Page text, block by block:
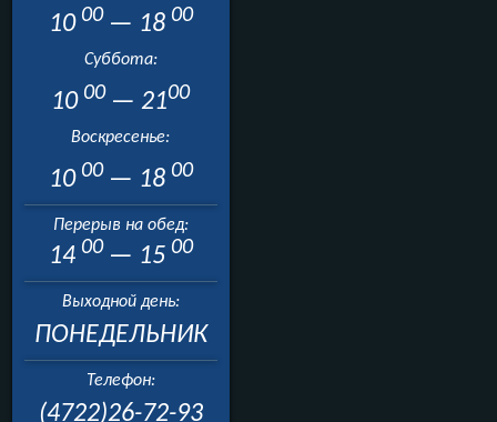
10 00 — 18 00
Суббота:
10 00 — 2100
Воскресенье:
10 00 — 18 00
Перерыв на обед:
14 00 — 15 00
Выходной день:
ПОНЕДЕЛЬНИК
Телефон:
(4722)26-72-93